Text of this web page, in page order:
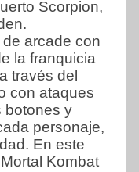
Scorpion,
arcade con
la franquicia
través del
con ataques
botones y
personaje,
En este
Kombat